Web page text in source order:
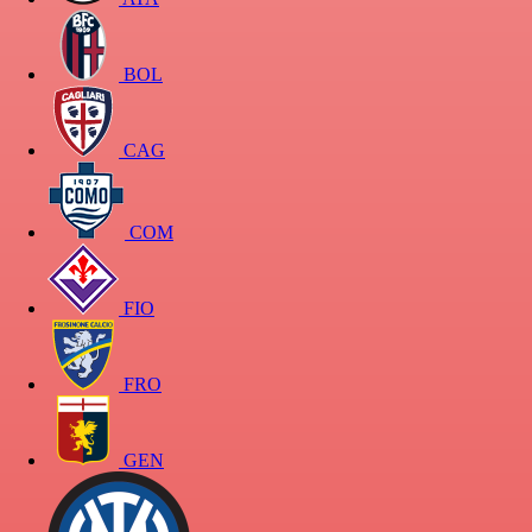
BOL
CAG
COM
FIO
FRO
GEN